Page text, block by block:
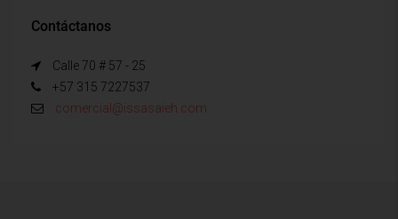
Contáctanos
Calle 70 # 57 - 25
+57 315 7227537
comercial@issasaieh.com